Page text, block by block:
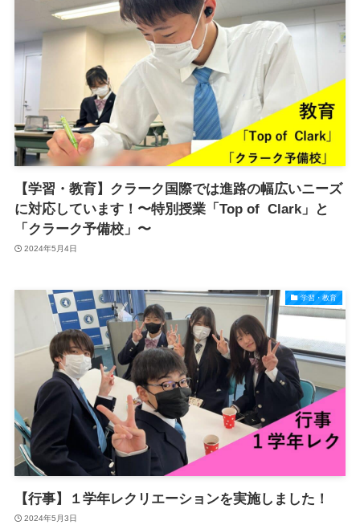
【学習・教育】クラーク国際では進路の幅広いニーズ
に対応しています！〜特別授業「Top of Clark」と
「クラーク予備校」〜
2024年5月4日
学習・教育
【行事】１学年レクリエーションを実施しました！
2024年5月3日